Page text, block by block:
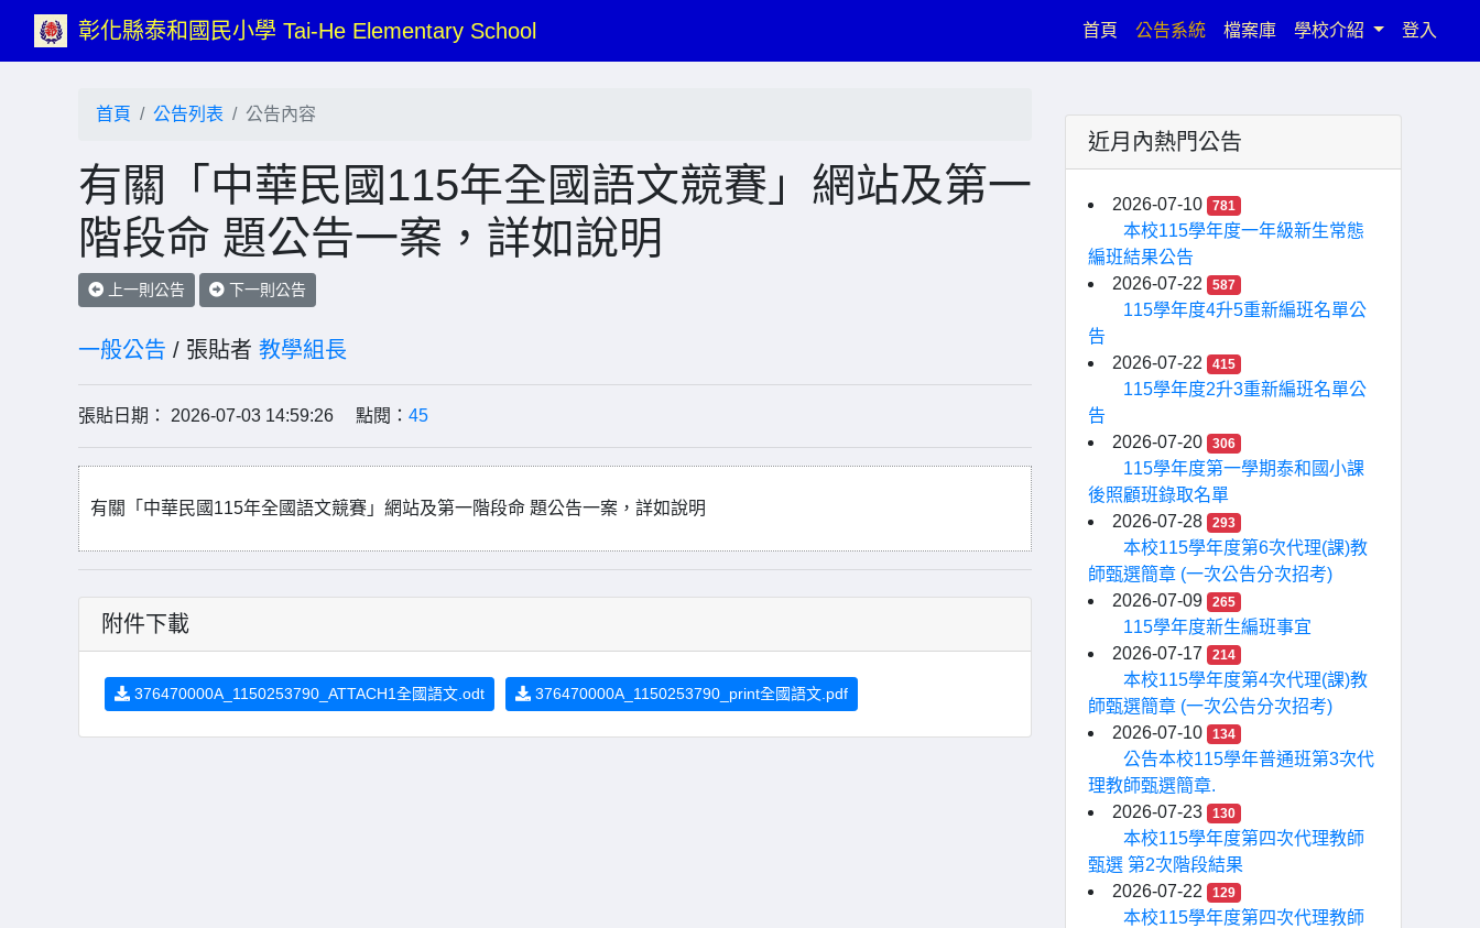
彰化縣泰和國民小學 Tai-He Elementary School 首頁 (current)
公告系統 檔案庫 學校介紹 登入
首頁 公告列表 公告內容
有關「中華民國115年全國語文競賽」網站及第一
階段命 題公告一案，詳如說明
上一則公告 下一則公告
一般公告 / 張貼者 教學組長
張貼日期： 2026-07-03 14:59:26 點閱： 45
有關「中華民國115年全國語文競賽」網站及第一階段命 題公告一案，詳如說明
附件下載
376470000A_1150253790_ATTACH1全國語文.odt 376470000A_1150253790_print全國語文.pdf
近月內熱門公告
2026-07-10 781
本校115學年度一年級新生常態
編班結果公告
2026-07-22
587
115學年度4升5重新編班名單公
告
2026-07-22
415
115學年度2升3重新編班名單公
告
2026-07-20
306
115學年度第一學期泰和國小課
後照顧班錄取名單
2026-07-28
293
本校115學年度第6次代理(課)教
師甄選簡章 (一次公告分次招考)
2026-07-09
265
115學年度新生編班事宜
2026-07-17
214
本校115學年度第4次代理(課)教
師甄選簡章 (一次公告分次招考)
2026-07-10
134
公告本校115學年普通班第3次代
理教師甄選簡章.
2026-07-23
130
本校115學年度第四次代理教師
甄選 第2次階段結果
2026-07-22
129
本校115學年度第四次代理教師